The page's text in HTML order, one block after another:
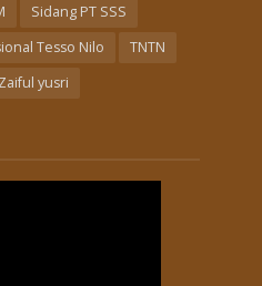
Sidang PT SSS
Tesso Nilo
TNTN
Zaiful yusri